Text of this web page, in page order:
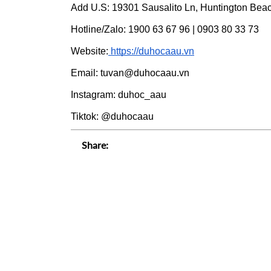
Add U.S: 19301 Sausalito Ln, Huntington
Hotline/Zalo: 1900 63 67 96 | 0903 80 33 73
Website: https://duhocaau.vn
Email: tuvan@duhocaau.vn
Instagram: duhoc_aau
Tiktok: @duhocaau
Share: